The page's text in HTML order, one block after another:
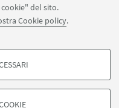
del sito.
Cookie policy.
- Università di
- PI: 01131710376 - CF: